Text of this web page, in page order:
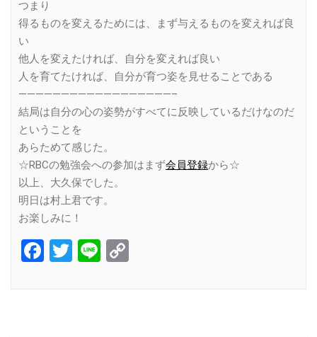
つまり
得るものを変えるためには、まず与えるものを変えれば良
い
他人を変えたければ、自分を変えれば良い
人を育てたければ、自分が育つ姿を見せることである
——————————————————–
結局は自分の心の姿勢がすべてに反映しているだけなのだ
ということを
あらためて感じた。
☆RBCの勉強会への参加はまず会員登録から☆
以上、大久保でした。
明日は村上君です。
お楽しみに！
Facebook
Twitter
Line